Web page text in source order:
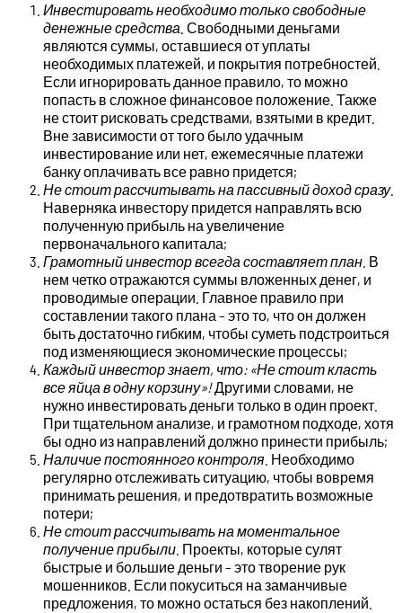
Инвестировать необходимо только свободные
денежные средства . Свободными деньгами
являются суммы, оставшиеся от уплаты
необходимых платежей, и покрытия потребностей.
Если игнорировать данное правило, то можно
попасть в сложное финансовое положение. Также
не стоит рисковать средствами, взятыми в кредит.
Вне зависимости от того было удачным
инвестирование или нет, ежемесячные платежи
банку оплачивать все равно придется;
Не стоит рассчитывать на пассивный доход сразу.
Наверняка инвестору придется направлять всю
полученную прибыль на увеличение
первоначального капитала;
Грамотный инвестор всегда составляет план . В
нем четко отражаются суммы вложенных денег, и
проводимые операции. Главное правило при
составлении такого плана – это то, что он должен
быть достаточно гибким, чтобы суметь подстроиться
под изменяющиеся экономические процессы;
Каждый инвестор знает, что: «Не стоит класть
все яйца в одну корзину»!Другими словами, не
нужно инвестировать деньги только в один проект.
При тщательном анализе, и грамотном подходе, хотя
бы одно из направлений должно принести прибыль;
Наличие постоянного контроля . Необходимо
регулярно отслеживать ситуацию, чтобы вовремя
принимать решения, и предотвратить возможные
потери;
Не стоит рассчитывать на моментальное
получение прибыли . Проекты, которые сулят
быстрые и большие деньги – это творение рук
мошенников. Если покуситься на заманчивые
предложения, то можно остаться без накоплений.